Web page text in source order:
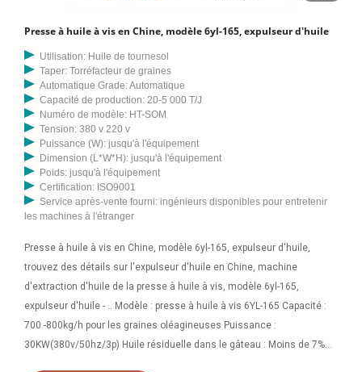
Presse à huile à vis en Chine, modèle 6yl-165, expulseur d'huile
Utilisation: Huile de tournesol
Taper: Torréfacteur de graines
Automatique Grade: Automatique
Capacité de production: 20-5 000 T/J
Numéro de modèle: HT-SOM
Tension: 380 v 220 v
Puissance (W): jusqu'à l'équipement
Dimension (L*W*H): jusqu'à l'équipement
Poids: jusqu'à l'équipement
Certification: ISO9001
Service après-vente fourni: ingénieurs disponibles pour entretenir
les machines à l'étranger
Presse à huile à vis en Chine, modèle 6yl-165, expulseur d'huile,
trouvez des détails sur l'expulseur d'huile en Chine, machine
d'extraction d'huile de la presse à huile à vis, modèle 6yl-165,
expulseur d'huile - .. Modèle : presse à huile à vis 6YL-165 Capacité :
700 -800kg/h pour les graines oléagineuses Puissance :
30KW(380v/50hz/3p) Huile résiduelle dans le gâteau : Moins de 7%